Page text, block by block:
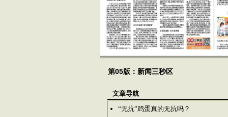
第05版：新闻三秒区
文章导航
“无抗”鸡蛋真的无抗吗？